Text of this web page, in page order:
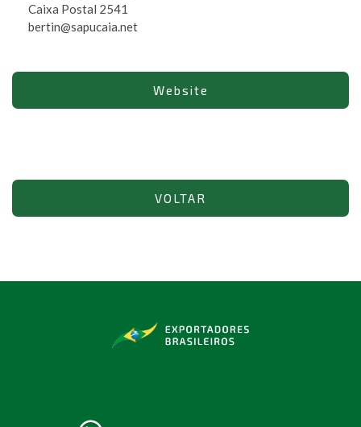
Caixa Postal 2541
bertin@sapucaia.net
Website
VOLTAR